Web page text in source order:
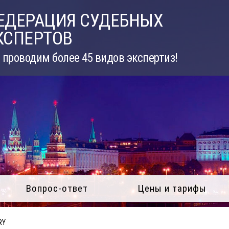
СУДЕБНЫХ
более 45 видов экспертиз!
Вопрос-ответ Цены и тарифы